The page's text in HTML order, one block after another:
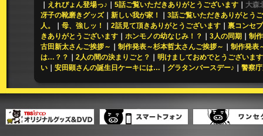
｜ えれぴょん登場っ♪ ｜ 5話ご覧いただきありがとうございます ｜ 大森
冴子の靴磨きグッズ｜ 新しい我が家！ ｜ 3話ご覧いただきありがとう
人。
｜ 母、強しッ！ ｜ 2話見て頂きありがとうございます ｜ 裏コンセ
きありがとうございます ｜ ホンモノの幼なじみ！？ ｜ 3人の同期 ｜ 制
古田新太さんご挨拶～ ｜ 制作発表～杉本哲太さんご挨拶～ ｜ 制作発表
は…？？ ｜ 2人の間の決まりごと？ ｜ 明けましておめでとうございま
い ｜ 安田顕さんの誕生日ケーキには… ｜ グラタンバースデー♪ ｜ 警察